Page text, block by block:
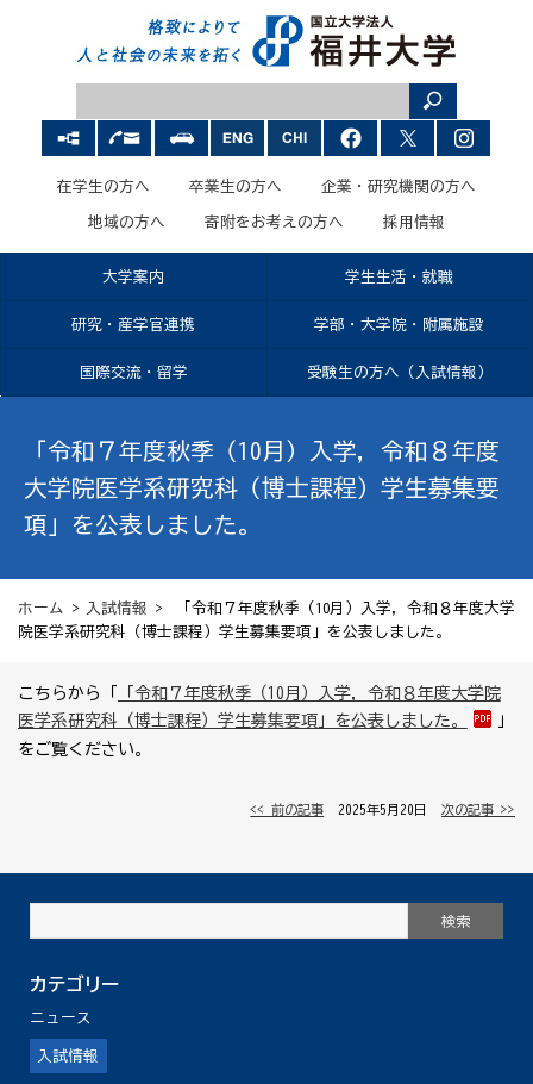
在学生の方へ 卒業生の方へ 企業・研究機関の方へ
地域の方へ 寄附をお考えの方へ 採用情報
大学案内 学生生活・就職
研究・産学官連携 学部・大学院・附属施設
国際交流・留学 受験生の方へ（入試情報）
「令和７年度秋季（10月）入学，令和８年度
大学院医学系研究科（博士課程）学生募集要
項」を公表しました。
ホーム > 入試情報 > 「令和７年度秋季（10月）入学，令和８年度大学
院医学系研究科（博士課程）学生募集要項」を公表しました。
こちらから「
「令和７年度秋季（10月）入学，令和８年度大学院
医学系研究科（博士課程）学生募集要項」を公表しました。
」
をご覧ください。
<< 前の記事 │ 2025年5月20日 │次の記事 >>
カテゴリー
ニュース
入試情報